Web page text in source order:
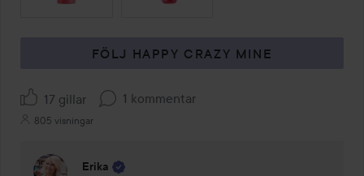
FÖLJ HAPPY CRAZY MINE
17 gillar 1 kommentar
805 visningar
Erika